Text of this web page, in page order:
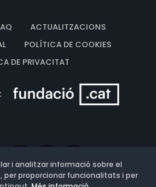
ACTUALITZACIONS
POLÍTICA DE COOKIES
DE PRIVACITAT
i analitzar informació sobre el
per proporcionar funcionalitats i per